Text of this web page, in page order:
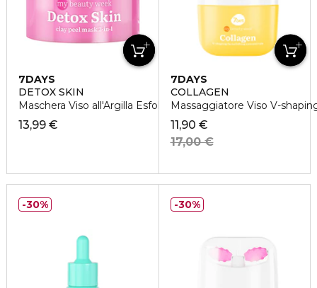
7DAYS
DETOX SKIN
Maschera Viso all'Argilla Esfoliante 2-in-1
13,99 €
7DAYS
COLLAGEN
Massaggiatore Viso V-
11,90 €
17,00 €
30% 30%